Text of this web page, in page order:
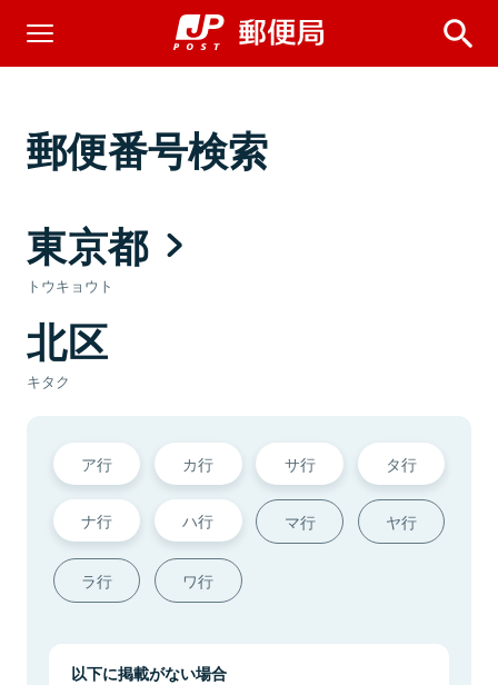
郵便番号検索
東京都
トウキョウト
北区
キタク
ア行 カ行 サ行 タ行
ナ行 ハ行 マ行 ヤ行
ラ行 ワ行
以下に掲載がない場合